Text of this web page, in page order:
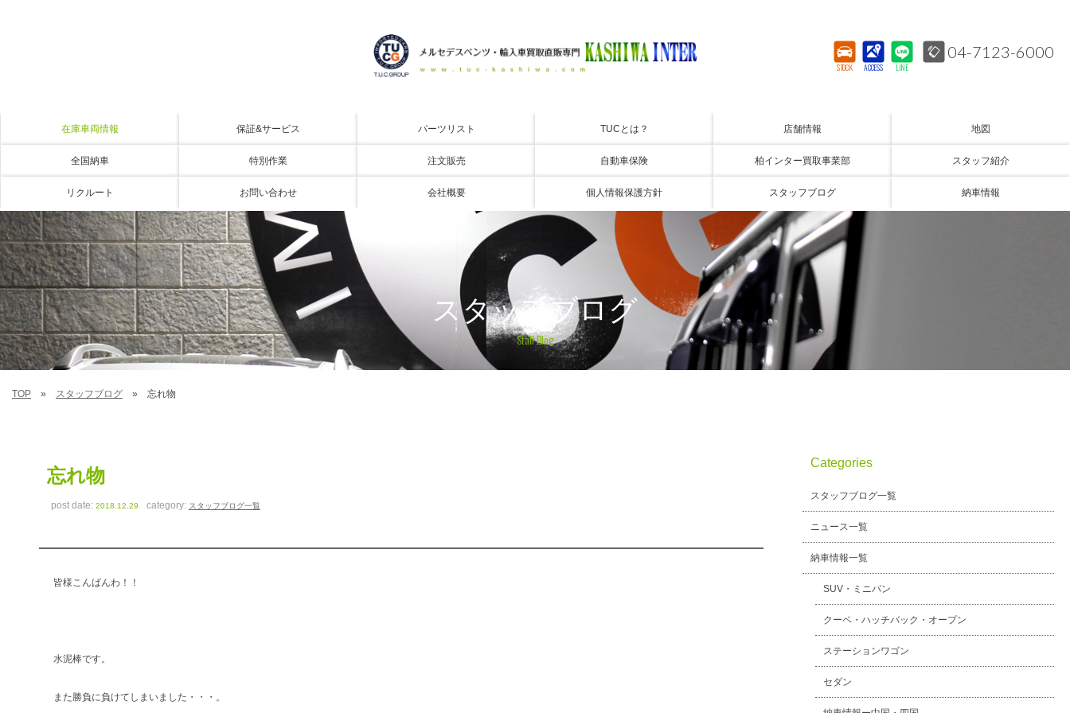
STOCK ACCESS LINE
04-7123-6000
在庫車両情報 保証&サービス パーツリスト TUCとは？ 店舗情報 地図
全国納車 特別作業 注文販売 自動車保険 柏インター買取事業部 スタッフ紹介
リクルート お問い合わせ 会社概要 個人情報保護方針 スタッフブログ 納車情報
スタッフブログ
Staff Blog
TOP スタッフブログ 忘れ物
忘れ物
post date:2018.12.29 category: スタッフブログ一覧
皆様こんばんわ！！
水泥棒です。
また勝負に負けてしまいました・・・。
Categories
スタッフブログ一覧
ニュース一覧
納車情報一覧
SUV・ミニバン
クーペ・ハッチバック・オープン
ステーションワゴン
セダン